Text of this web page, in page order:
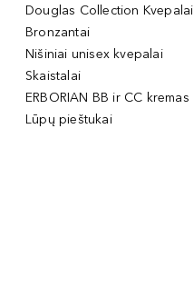
Douglas Collection Kvepalai
Bronzantai
Nišiniai unisex kvepalai
Skaistalai
ERBORIAN BB ir CC kremas
Lūpų pieštukai